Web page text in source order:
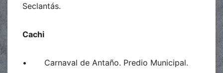
Seclantás.
Cachi
• Carnaval de Antaño. Predio Municipal.